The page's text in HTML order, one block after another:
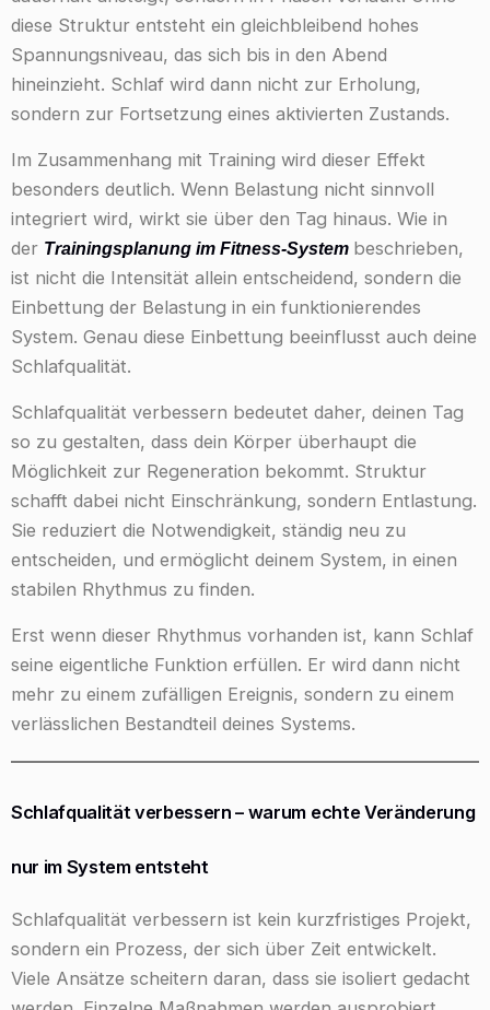
diese Struktur entsteht ein gleichbleibend hohes
Spannungsniveau, das sich bis in den Abend
hineinzieht. Schlaf wird dann nicht zur Erholung,
sondern zur Fortsetzung eines aktivierten Zustands.
Im Zusammenhang mit Training wird dieser Effekt
besonders deutlich. Wenn Belastung nicht sinnvoll
integriert wird, wirkt sie über den Tag hinaus. Wie in
der Trainingsplanung im Fitness-System beschrieben,
ist nicht die Intensität allein entscheidend, sondern die
Einbettung der Belastung in ein funktionierendes
System. Genau diese Einbettung beeinflusst auch deine
Schlafqualität.
Schlafqualität verbessern bedeutet daher, deinen Tag
so zu gestalten, dass dein Körper überhaupt die
Möglichkeit zur Regeneration bekommt. Struktur
schafft dabei nicht Einschränkung, sondern Entlastung.
Sie reduziert die Notwendigkeit, ständig neu zu
entscheiden, und ermöglicht deinem System, in einen
stabilen Rhythmus zu finden.
Erst wenn dieser Rhythmus vorhanden ist, kann Schlaf
seine eigentliche Funktion erfüllen. Er wird dann nicht
mehr zu einem zufälligen Ereignis, sondern zu einem
verlässlichen Bestandteil deines Systems.
Schlafqualität verbessern – warum echte Veränderung
nur im System entsteht
Schlafqualität verbessern ist kein kurzfristiges Projekt,
sondern ein Prozess, der sich über Zeit entwickelt.
Viele Ansätze scheitern daran, dass sie isoliert gedacht